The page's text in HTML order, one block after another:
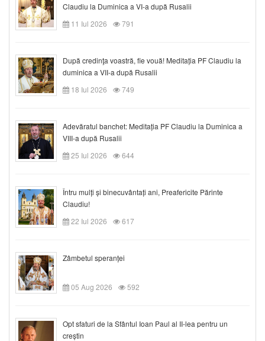
Claudiu la Duminica a VI-a după Rusalii
11 Iul 2026
791
După credinţa voastră, fie vouă! Meditația PF Claudiu la
duminica a VII-a după Rusalii
18 Iul 2026
749
Adevăratul banchet: Meditația PF Claudiu la Duminica a
VIII-a după Rusalii
25 Iul 2026
644
Întru mulți și binecuvântați ani, Preafericite Părinte
Claudiu!
22 Iul 2026
617
Zâmbetul speranței
05 Aug 2026 592
Opt sfaturi de la Sfântul Ioan Paul al II-lea pentru un
creștin